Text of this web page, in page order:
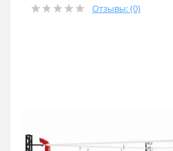
Отзывы: (0)